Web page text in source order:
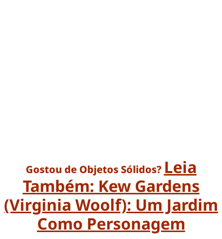
Gostou de Objetos Sólidos? Leia
Também: Kew Gardens
(Virginia Woolf): Um Jardim
Como Personagem